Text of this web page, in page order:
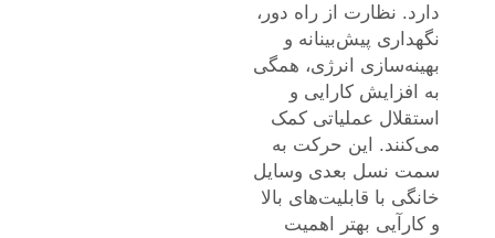
دارد. نظارت از راه دور،
نگهداری پیش‌بینانه و
بهینه‌سازی انرژی، همگی
به افزایش کارایی و
استقلال عملیاتی کمک
می‌کنند. این حرکت به
سمت نسل بعدی وسایل
خانگی با قابلیت‌های بالا
و کارآیی بهتر اهمیت